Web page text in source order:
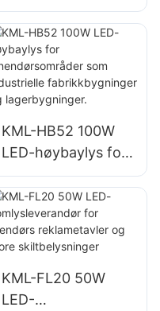
LED industri- og
gruvebelysning for
innendørsområder
som
treningsstudioer og
KML-HB52 100W
LED-høybaylys for
innendørsområder
som industrielle
fabrikkbygninger
og lagerbygninger.
KML-FL20 50W
LED-